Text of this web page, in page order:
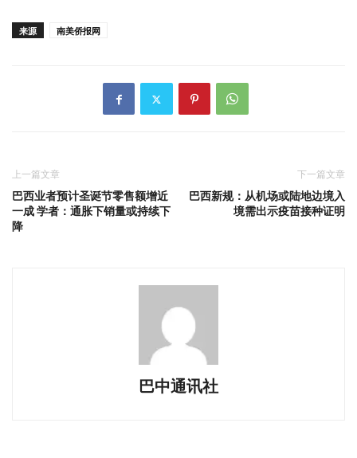
来源 南美侨报网
上一篇文章
巴西业者预计圣诞节零售额增近
一成 学者：通胀下销量或持续下
降
下一篇文章
巴西新规：从机场或陆地边境入
境需出示疫苗接种证明
巴中通讯社